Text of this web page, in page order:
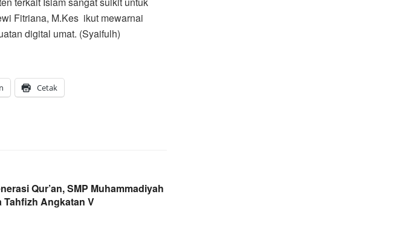
Fitriana, M.Kes ikut mewarnai
digital umat. (Syaifulh)
Cetak
Qur’an, SMP Muhammadiyah
Tahfizh Angkatan V